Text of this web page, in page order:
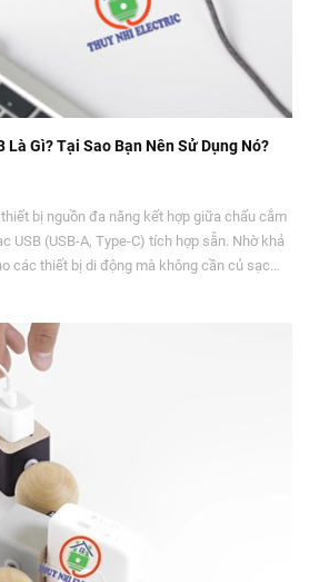
Là Gì? Tại Sao Bạn Nên Sử Dụng Nó?
bị nguồn đa năng kết hợp giữa chấu cắm
USB (USB-A, Type-C) tích hợp sẵn. Nhờ khả
các thiết bị di động mà không cần củ sạc